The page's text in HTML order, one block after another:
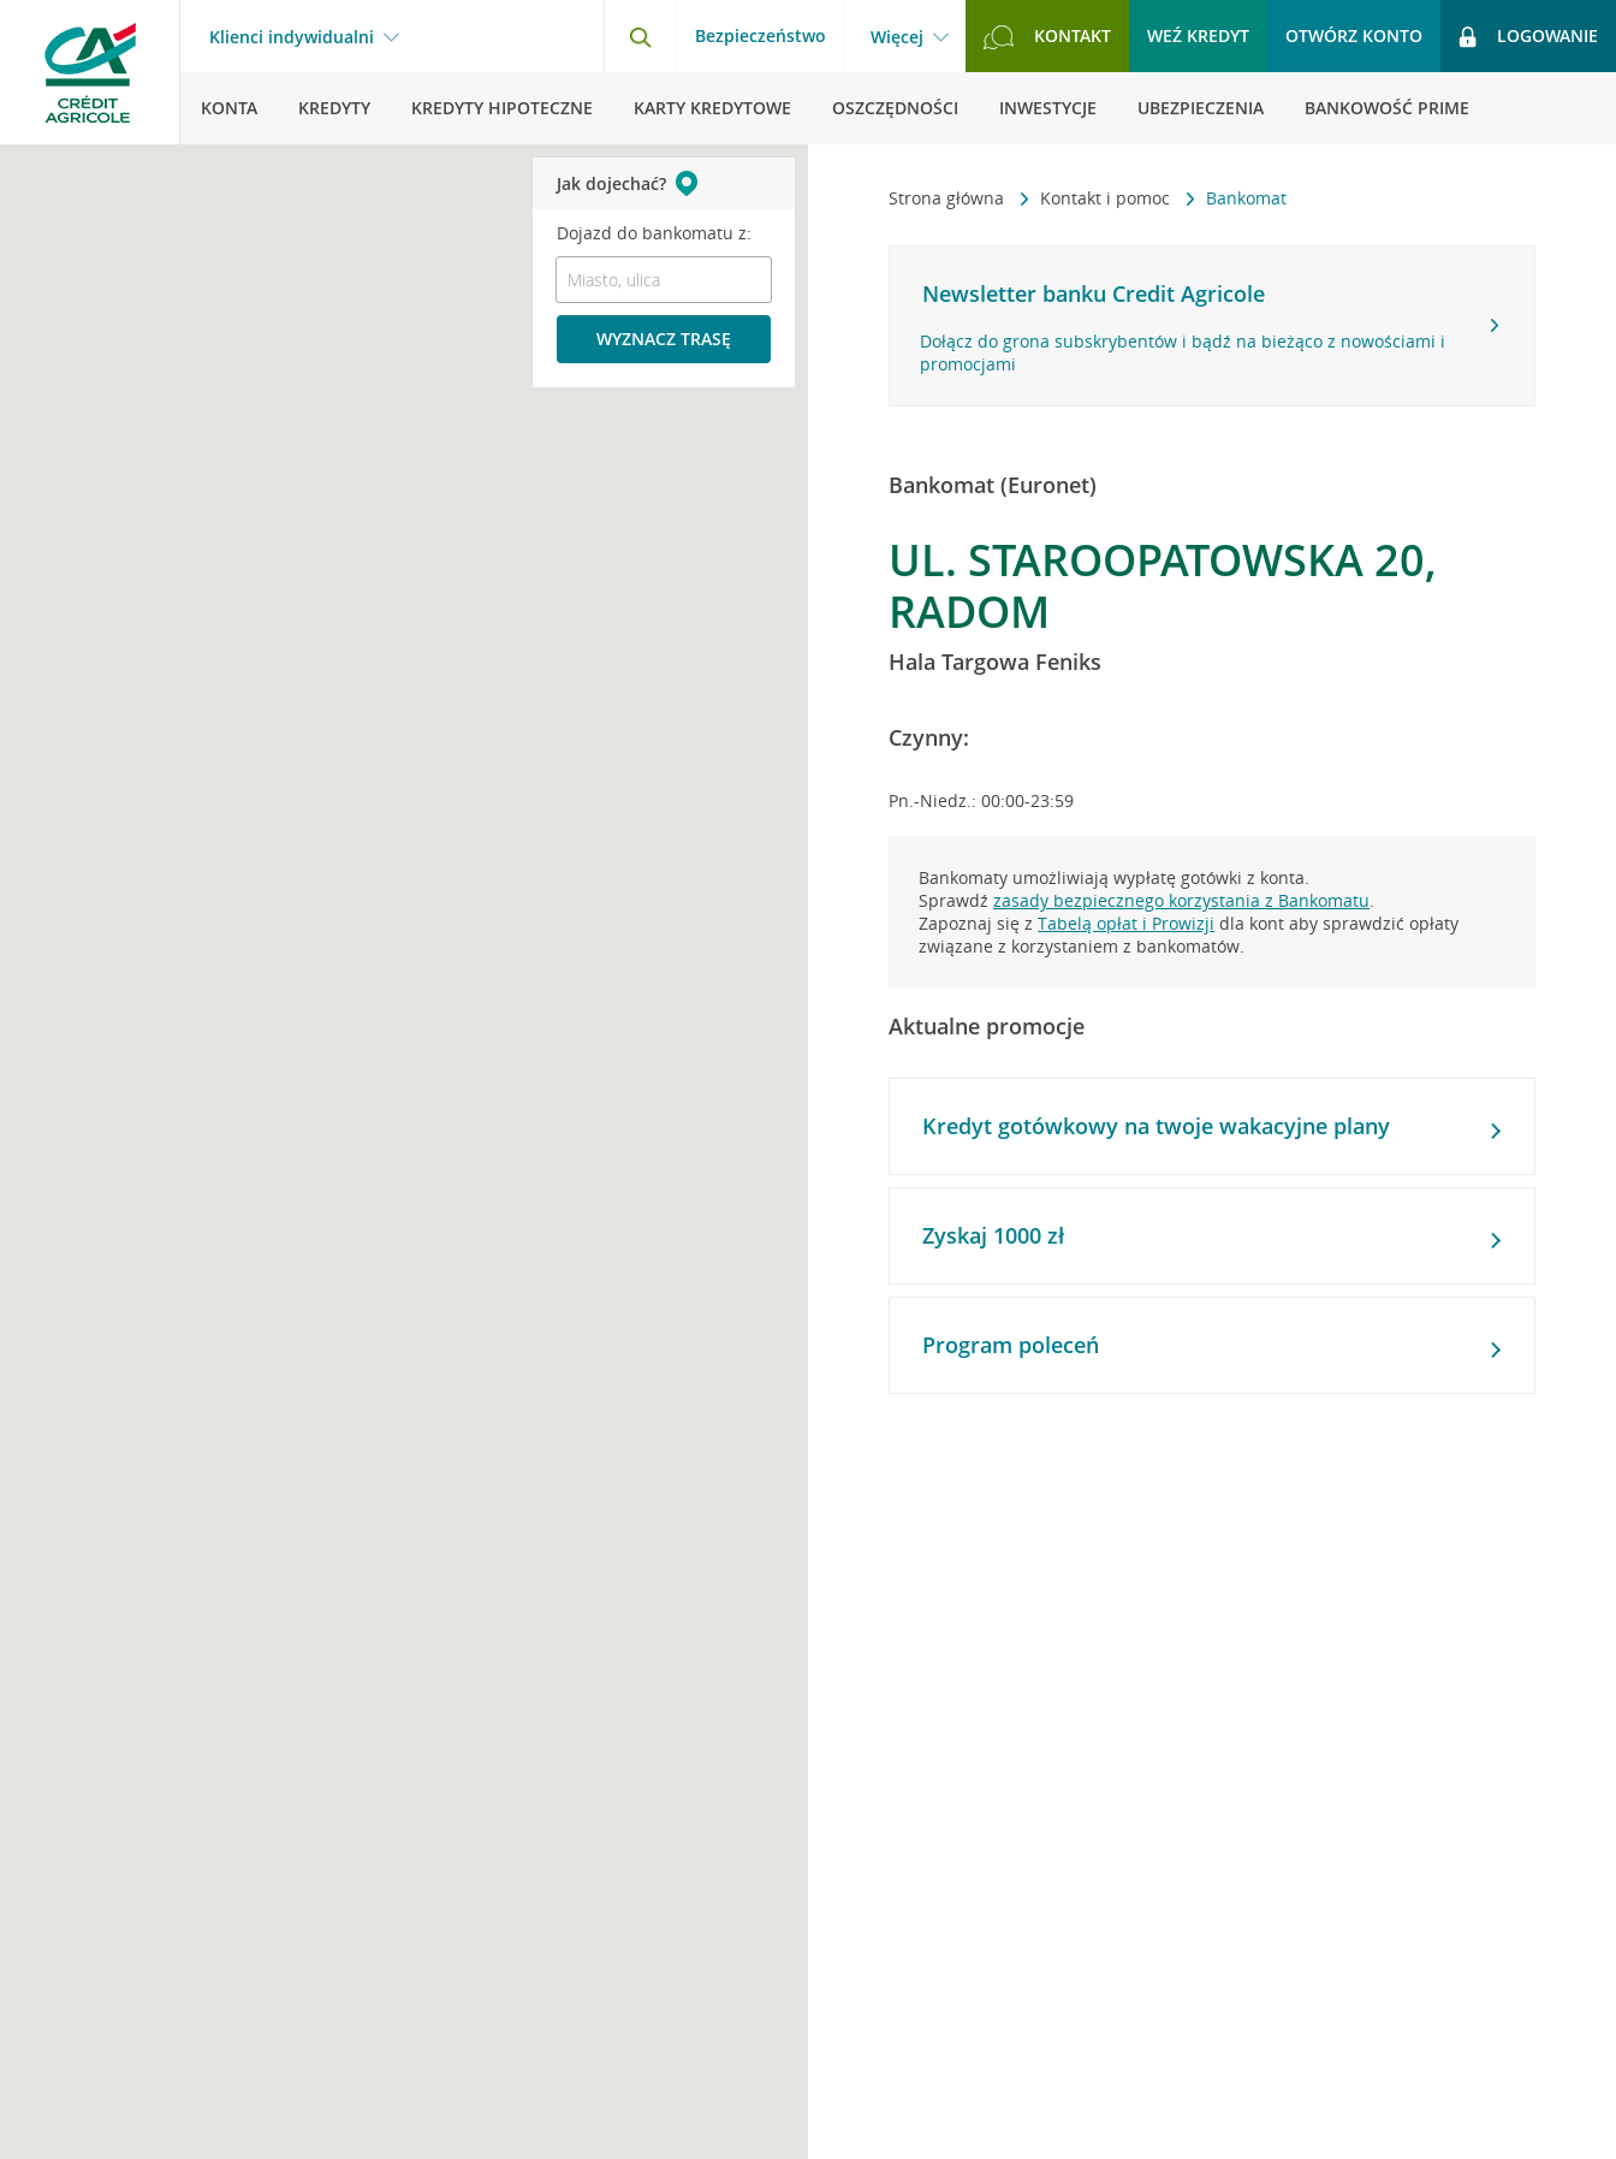
Klienci indywidualni Bezpieczeństwo Więcej KONTAKT WEŹ KREDYT OTWÓRZ KONTO LOGOWANIE
KONTA KREDYTY KREDYTY HIPOTECZNE KARTY KREDYTOWE OSZCZĘDNOŚCI INWESTYCJE UBEZPIECZENIA BANKOWOŚĆ PRIME
Strona główna Kontakt i pomoc Bankomat
Newsletter banku Credit Agricole
Dołącz do grona subskrybentów i bądź na bieżąco z nowościami i
promocjami
Bankomat (Euronet)
UL. STAROOPATOWSKA 20,
RADOM
Hala Targowa Feniks
Czynny:
Pn.-Niedz.: 00:00-23:59
Bankomaty umożliwiają wypłatę gotówki z konta.
Sprawdźzasady bezpiecznego korzystania z Bankomatu.
Zapoznaj się zTabelą opłat i Prowizji dla kont aby sprawdzić opłaty
związane z korzystaniem z bankomatów.
Aktualne promocje
Kredyt gotówkowy na twoje wakacyjne plany
Zyskaj 1000 zł
Program poleceń
Jak dojechać?
Dojazd do bankomatu z:
WYZNACZ TRASĘ